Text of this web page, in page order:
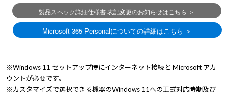
※Windows 11 セットアップ時にインターネット接続と Microsoft アカ
ウントが必要です。
※カスタマイズで選択できる機器のWindows 11への正式対応時期及び